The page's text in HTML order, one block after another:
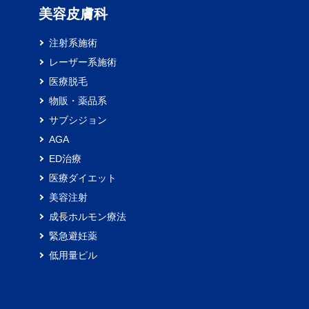
美容皮膚科
注射系施術
レーザー系施術
医療脱毛
物販・薬品系
サブシジョン
AGA
ED治療
医療ダイエット
美容注射
成長ホルモン療法
緊急避妊薬
低用量ピル